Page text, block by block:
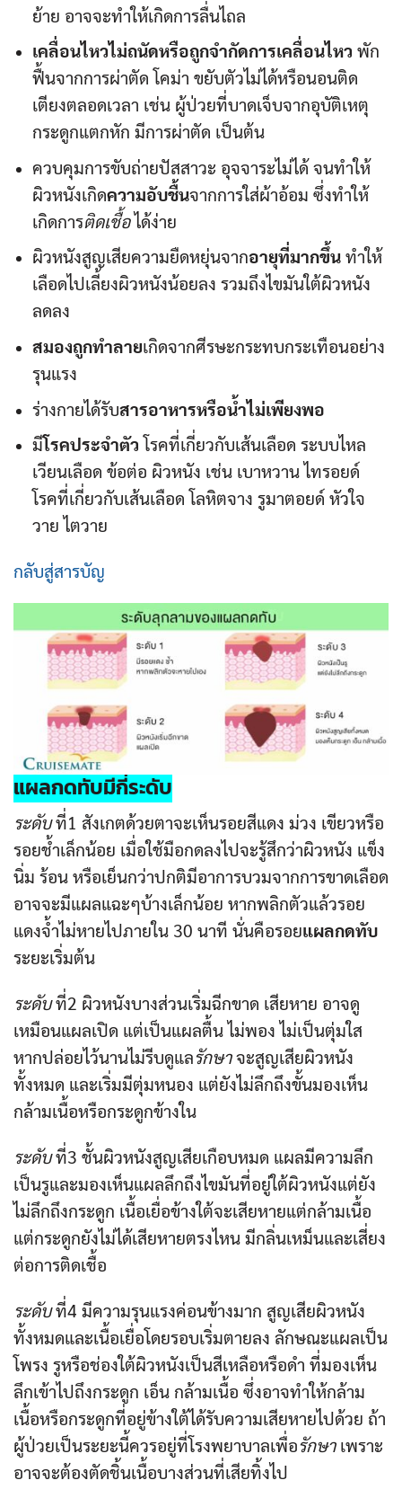
ย้าย อาจจะทำให้เกิดการลื่นไถล
เคลื่อนไหวไม่ถนัดหรือถูกจำกัดการเคลื่อนไหว พัก
ฟื้นจากการผ่าตัด โคม่า ขยับตัวไม่ได้หรือนอนติด
เตียงตลอดเวลา เช่น ผู้ป่วยที่บาดเจ็บจากอุบัติเหตุ
กระดูกแตกหัก มีการผ่าตัด เป็นต้น
ควบคุมการขับถ่ายปัสสาวะ อุจจาระไม่ได้ จนทำให้
ผิวหนังเกิดความอับชื้นจากการใส่ผ้าอ้อม ซึ่งทำให้
เกิดการติดเชื้อได้ง่าย
ผิวหนังสูญเสียความยืดหยุ่นจากอายุที่มากขึ้นทำให้
เลือดไปเลี้ยงผิวหนังน้อยลง รวมถึงไขมันใต้ผิวหนัง
ลดลง
สมองถูกทำลายเกิดจากศีรษะกระทบกระเทือนอย่าง
รุนแรง
ร่างกายได้รับสารอาหารหรือน้ำไม่เพียงพอ
มีโรคประจำตัว โรคที่เกี่ยวกับเส้นเลือด ระบบไหล
เวียนเลือด ข้อต่อ ผิวหนัง เช่น เบาหวาน ไทรอยด์
โรคที่เกี่ยวกับเส้นเลือด โลหิตจาง รูมาตอยด์ หัวใจ
วาย ไตวาย
กลับสู่สารบัญ
แผลกดทับมีกี่ระดับ
ระดับที่1 สังเกตด้วยตาจะเห็นรอยสีแดง ม่วง เขียวหรือ
รอยช้ำเล็กน้อย เมื่อใช้มือกดลงไปจะรู้สึกว่าผิวหนัง แข็ง
นิ่ม ร้อน หรือเย็นกว่าปกติมีอาการบวมจากการขาดเลือด
อาจจะมีแผลแฉะๆบ้างเล็กน้อย หากพลิกตัวแล้วรอย
แดงจ้ำไม่หายไปภายใน 30 นาที นั่นคือรอยแผลกดทับ
ระยะเริ่มต้น
ระดับที่2 ผิวหนังบางส่วนเริ่มฉีกขาด เสียหาย อาจดู
เหมือนแผลเปิด แต่เป็นแผลตื้น ไม่พอง ไม่เป็นตุ่มใส
หากปล่อยไว้นานไม่รีบดูแลรักษาจะสูญเสียผิวหนัง
ทั้งหมด และเริ่มมีตุ่มหนอง แต่ยังไม่ลึกถึงขั้นมองเห็น
กล้ามเนื้อหรือกระดูกข้างใน
ระดับที่3 ชั้นผิวหนังสูญเสียเกือบหมด แผลมีความลึก
เป็นรูและมองเห็นแผลลึกถึงไขมันที่อยู่ใต้ผิวหนังแต่ยัง
ไม่ลึกถึงกระดูก เนื้อเยื่อข้างใต้จะเสียหายแต่กล้ามเนื้อ
แต่กระดูกยังไม่ได้เสียหายตรงไหน มีกลิ่นเหม็นและเสี่ยง
ต่อการติดเชื้อ
ระดับที่4 มีความรุนแรงค่อนข้างมาก สูญเสียผิวหนัง
ทั้งหมดและเนื้อเยื่อโดยรอบเริ่มตายลง ลักษณะแผลเป็น
โพรง รูหรือช่องใต้ผิวหนังเป็นสีเหลือหรือดำ ที่มองเห็น
ลึกเข้าไปถึงกระดูก เอ็น กล้ามเนื้อ ซึ่งอาจทำให้กล้าม
เนื้อหรือกระดูกที่อยู่ข้างใต้ได้รับความเสียหายไปด้วย ถ้า
ผู้ป่วยเป็นระยะนี้ควรอยู่ที่โรงพยาบาลเพื่อรักษาเพราะ
อาจจะต้องตัดชิ้นเนื้อบางส่วนที่เสียทิ้งไป